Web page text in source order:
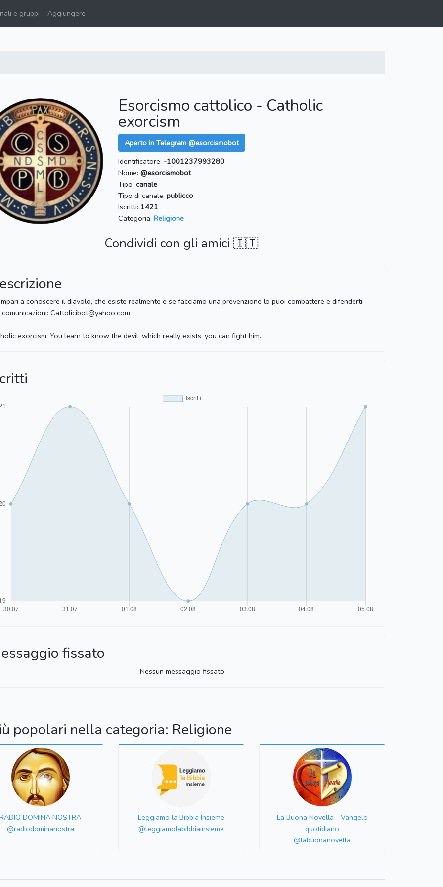
e gruppi Aggiungere
Esorcismo cattolico - Catholic
exorcism
Aperto in Telegram @esorcismobot
Identificatore: -1001237993280
Nome: @esorcismobot
Tipo: canale
Tipo di canale: publicco
Iscritti: 1421
Categoria: Religione
Condividi con gli amici 🇮🇹
a conoscere il diavolo, che esiste realmente e se facciamo una prevenzione lo puoi combattere e difenderti.
comunicazioni: Cattolicibot@yahoo.com
exorcism. You learn to know the devil, which really exists, you can fight him.
fissato
Nessun messaggio fissato
popolari nella categoria: Religione
RADIO DOMINA NOSTRA
@radiodominanostra
Leggiamo la Bibbia Insieme
@leggiamolabibbiainsieme
La Buona Novella - Vangelo
quotidiano
@labuonanovella